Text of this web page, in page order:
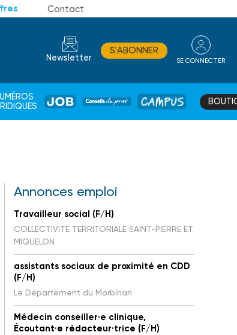
Contact
Newsletter
S'ABONNER
SE CONNECTER
JOB
DE
CAMPUS
Annonces emploi
Travailleur social (F/H)
COLLECTIVITE TERRITORIALE SAINT-PIERRE ET
MIQUELON
assistants sociaux de proximité en CDD
(F/H)
Le Département du Morbihan
Médecin conseiller·e clinique,
Écoutant·e rédacteur·trice (F/H)